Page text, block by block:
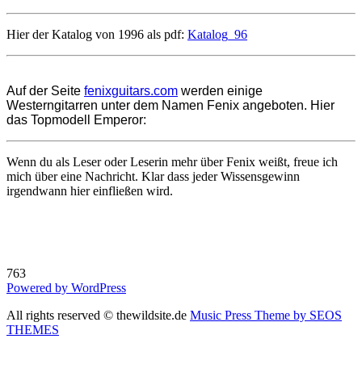
Hier der Katalog von 1996 als pdf: Katalog_96
Auf der Seite fenixguitars.com werden einige
Westerngitarren unter dem Namen Fenix angeboten. Hier
das Topmodell Emperor:
Wenn du als Leser oder Leserin mehr über Fenix weißt, freue ich
mich über eine Nachricht. Klar dass jeder Wissensgewinn
irgendwann hier einfließen wird.
763
Powered by WordPress
All rights reserved © thewildsite.de Music Press Theme by SEOS
THEMES